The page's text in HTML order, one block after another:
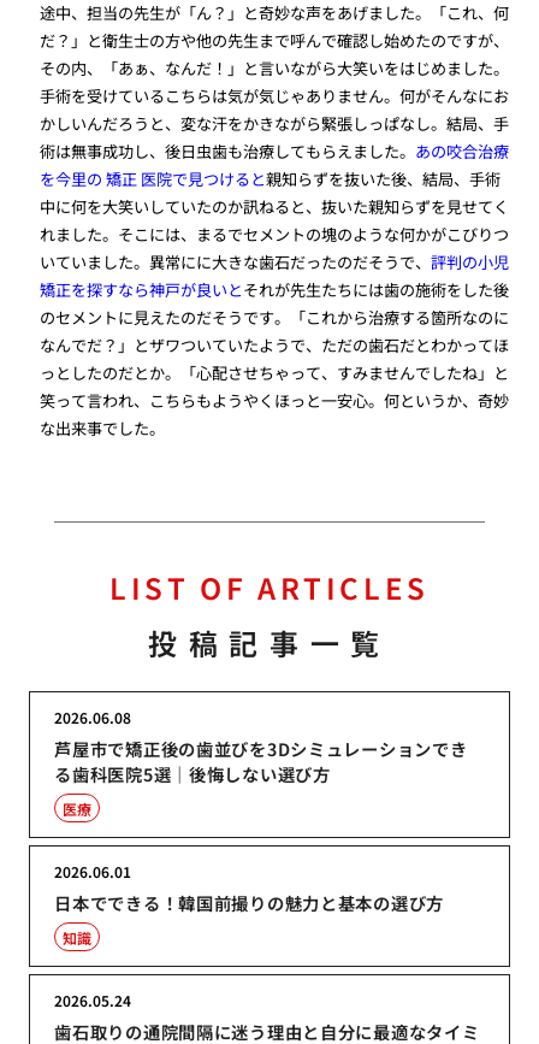
途中、担当の先生が「ん？」と奇妙な声をあげました。「これ、何
だ？」と衛生士の方や他の先生まで呼んで確認し始めたのですが、
その内、「あぁ、なんだ！」と言いながら大笑いをはじめました。
手術を受けているこちらは気が気じゃありません。何がそんなにお
かしいんだろうと、変な汗をかきながら緊張しっぱなし。結局、手
術は無事成功し、後日虫歯も治療してもらえました。 あの咬合治療
を今里の 矯正 医院で見つけると親知らずを抜いた後、結局、手術
中に何を大笑いしていたのか訊ねると、抜いた親知らずを見せてく
れました。そこには、まるでセメントの塊のような何かがこびりつ
いていました。異常にに大きな歯石だったのだそうで、評判の小児
矯正を探すなら神戸が良いとそれが先生たちには歯の施術をした後
のセメントに見えたのだそうです。「これから治療する箇所なのに
なんでだ？」とザワついていたようで、ただの歯石だとわかってほ
っとしたのだとか。「心配させちゃって、すみませんでしたね」と
笑って言われ、こちらもようやくほっと一安心。何というか、奇妙
な出来事でした。
LIST OF ARTICLES
投稿記事一覧
芦屋市で矯正後の歯並びを3Dシミュレーションでき
る歯科医院5選｜後悔しない選び方
2026.06.08
医療
日本でできる！韓国前撮りの魅力と基本の選び方
2026.06.01
知識
歯石取りの通院間隔に迷う理由と自分に最適なタイミ
2026.05.24